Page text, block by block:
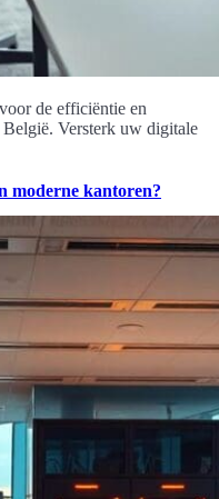
de efficiëntie en
Versterk uw digitale
moderne kantoren?